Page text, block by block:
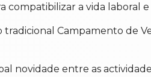
compatibilizar a vida laboral
tradicional Campamento de
novidade entre as